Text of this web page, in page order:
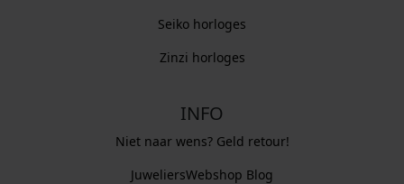
Seiko horloges
Zinzi horloges
INFO
Niet naar wens? Geld retour!
JuweliersWebshop Blog